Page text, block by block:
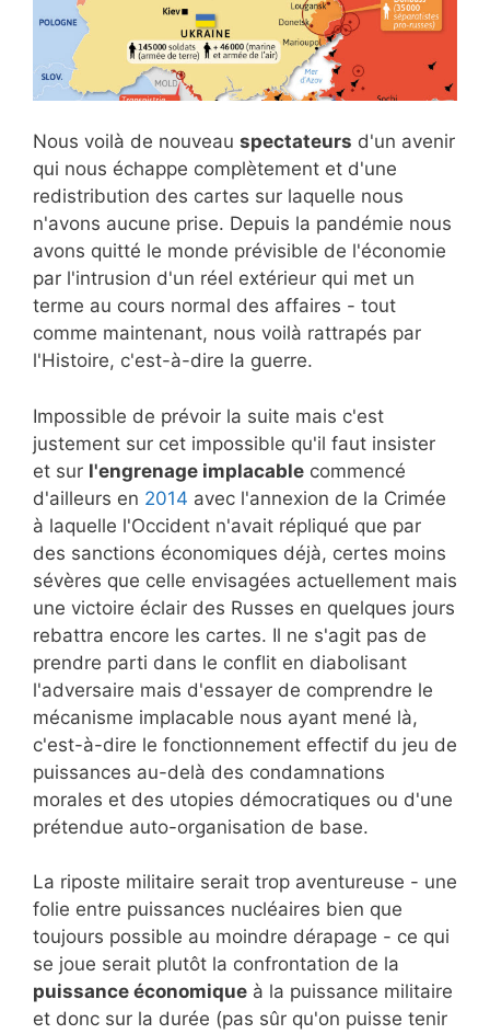
Nous voilà de nouveau spectateurs d'un avenir
qui nous échappe complètement et d'une
redistribution des cartes sur laquelle nous
n'avons aucune prise. Depuis la pandémie nous
avons quitté le monde prévisible de l'économie
par l'intrusion d'un réel extérieur qui met un
terme au cours normal des affaires - tout
comme maintenant, nous voilà rattrapés par
l'Histoire, c'est-à-dire la guerre.
Impossible de prévoir la suite mais c'est
justement sur cet impossible qu'il faut insister
et sur l'engrenage implacable commencé
d'ailleurs en 2014 avec l'annexion de la Crimée
à laquelle l'Occident n'avait répliqué que par
des sanctions économiques déjà, certes moins
sévères que celle envisagées actuellement mais
une victoire éclair des Russes en quelques jours
rebattra encore les cartes. Il ne s'agit pas de
prendre parti dans le conflit en diabolisant
l'adversaire mais d'essayer de comprendre le
mécanisme implacable nous ayant mené là,
c'est-à-dire le fonctionnement effectif du jeu de
puissances au-delà des condamnations
morales et des utopies démocratiques ou d'une
prétendue auto-organisation de base.
La riposte militaire serait trop aventureuse - une
folie entre puissances nucléaires bien que
toujours possible au moindre dérapage - ce qui
se joue serait plutôt la confrontation de la
puissance économique à la puissance militaire
et donc sur la durée (pas sûr qu'on puisse tenir